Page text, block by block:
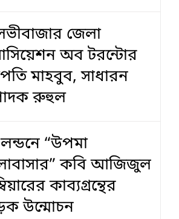
জেলা
অব টরন্টোর
মাহবুব, সাধারন
রুহুল
“উপমা
কবি আজিজুল
কাব্যগ্রন্থের
উন্মোচন